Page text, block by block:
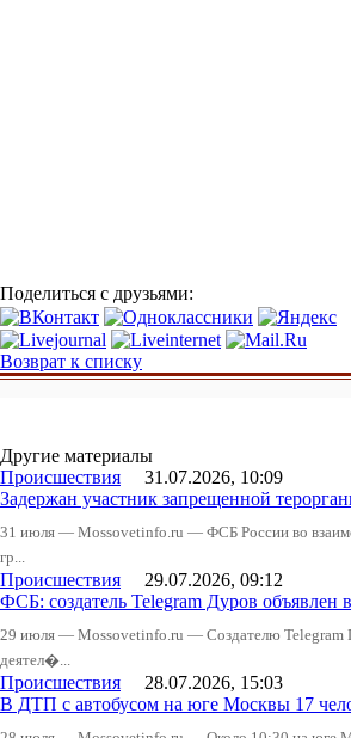
Поделиться с друзьями:
Возврат к списку
Другие материалы
Происшествия 31.07.2026, 10:09
Задержан участник запрещенной
31 июля — Mossovetinfo.ru — ФСБ России во
гр...
Происшествия 29.07.2026, 09:12
ФСБ: создатель Telegram Дуров объявлен
29 июля — Mossovetinfo.ru — Создателю Telegram
деятел�...
Происшествия 28.07.2026, 15:03
В ДТП с автобусом на юге Москвы 17